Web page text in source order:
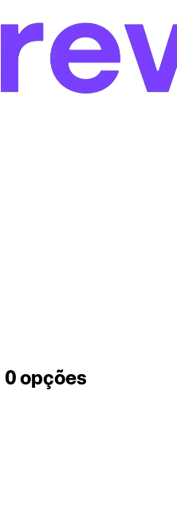
0 opções